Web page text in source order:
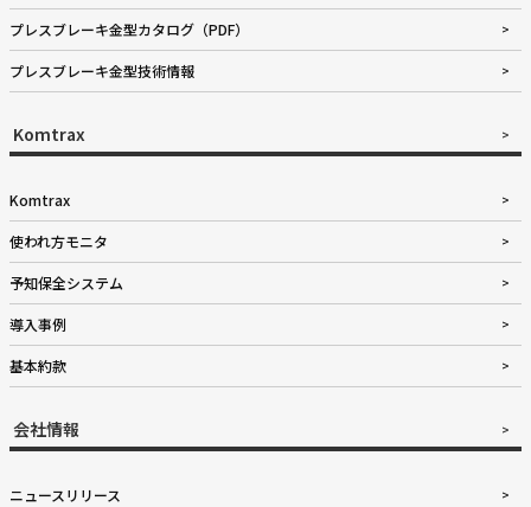
プレスブレーキ金型カタログ（PDF）
プレスブレーキ金型技術情報
Komtrax
Komtrax
使われ方モニタ
予知保全システム
導入事例
基本約款
会社情報
ニュースリリース